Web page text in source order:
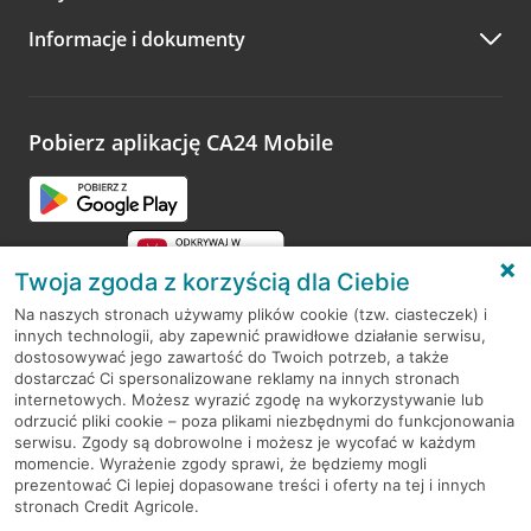
Zachęcamy do podzielenia się z nami opinią o wizycie.
opinie.
Informacje i dokumenty
Pobierz aplikację CA24 Mobile
RODO
Regulamin serwisu
Mapa serwisu
PolitykaCookies
Twoja zgoda z korzyścią dla Ciebie
Na naszych stronach używamy plików cookie (tzw. ciasteczek) i
innych technologii, aby zapewnić prawidłowe działanie serwisu,
dostosowywać jego zawartość do Twoich potrzeb, a także
dostarczać Ci spersonalizowane reklamy na innych stronach
internetowych. Możesz wyrazić zgodę na wykorzystywanie lub
odrzucić pliki cookie – poza plikami niezbędnymi do funkcjonowania
serwisu. Zgody są dobrowolne i możesz je wycofać w każdym
momencie. Wyrażenie zgody sprawi, że będziemy mogli
prezentować Ci lepiej dopasowane treści i oferty na tej i innych
stronach Credit Agricole.